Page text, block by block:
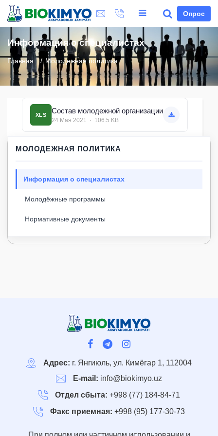
Опрос
Информация о специалистах
Главная Молодежная политика
XLS
Состав молодежной организации
24 Мая 2021 · 106.5 KB
МОЛОДЕЖНАЯ ПОЛИТИКА
Информация о специалистах
Молодёжные программы
Нормативные документы
Адрес: г. Янгиюль, ул. Кимёгар 1, 112004
E-mail: info@biokimyo.uz
Отдел сбыта: +998 (77) 184-84-71
Факс приемная: +998 (95) 177-30-73